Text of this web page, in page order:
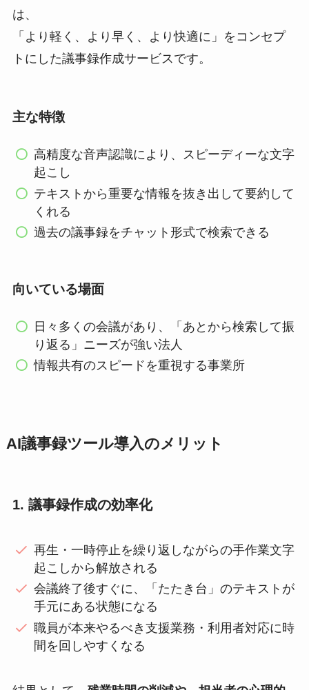
は、
「より軽く、より早く、より快適に」をコンセプ
トにした議事録作成サービスです。
主な特徴
高精度な音声認識により、スピーディーな文字
起こし
テキストから重要な情報を抜き出して要約して
くれる
過去の議事録をチャット形式で検索できる
向いている場面
日々多くの会議があり、「あとから検索して振
り返る」ニーズが強い法人
情報共有のスピードを重視する事業所
AI議事録ツール導入のメリット
1. 議事録作成の効率化
再生・一時停止を繰り返しながらの手作業文字
起こしから解放される
会議終了後すぐに、「たたき台」のテキストが
手元にある状態になる
職員が本来やるべき支援業務・利用者対応に時
間を回しやすくなる